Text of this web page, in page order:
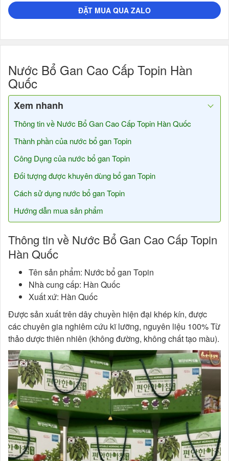
ĐẶT MUA QUA ZALO
Nước Bổ Gan Cao Cấp Topin Hàn
Quốc
Xem nhanh
Thông tin về Nước Bổ Gan Cao Cấp Topin Hàn Quốc
Thành phần của nước bổ gan Topin
Công Dụng của nước bổ gan Topin
Đối tượng được khuyên dùng bổ gan Topin
Cách sử dụng nước bổ gan Topin
Hướng dẫn mua sản phẩm
Thông tin về Nước Bổ Gan Cao Cấp Topin
Hàn Quốc
Tên sản phẩm: Nước bổ gan Topin
Nhà cung cấp: Hàn Quốc
Xuất xứ: Hàn Quốc
Được sản xuất trên dây chuyền hiện đại khép kín, được
các chuyên gia nghiêm cứu kĩ lưỡng, nguyên liệu 100% Từ
thảo dược thiên nhiên (không đường, không chất tạo màu).